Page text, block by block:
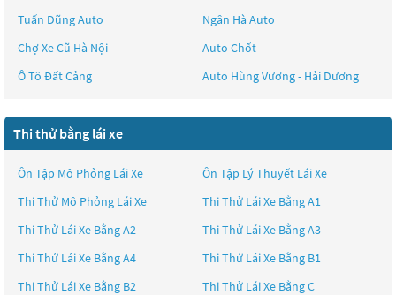
Tuấn Dũng Auto
Ngân Hà Auto
Chợ Xe Cũ Hà Nội
Auto Chốt
Ô Tô Đất Cảng
Auto Hùng Vương - Hải Dương
Thi thử bằng lái xe
Ôn Tập Mô Phỏng Lái Xe
Ôn Tập Lý Thuyết Lái Xe
Thi Thử Mô Phỏng Lái Xe
Thi Thử Lái Xe Bằng A1
Thi Thử Lái Xe Bằng A2
Thi Thử Lái Xe Bằng A3
Thi Thử Lái Xe Bằng A4
Thi Thử Lái Xe Bằng B1
Thi Thử Lái Xe Bằng B2
Thi Thử Lái Xe Bằng C